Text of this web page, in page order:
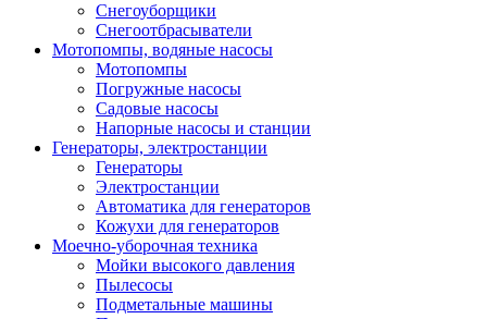
Снегоуборщики
Снегоотбрасыватели
Мотопомпы, водяные насосы
Мотопомпы
Погружные насосы
Садовые насосы
Напорные насосы и станции
Генераторы, электростанции
Генераторы
Электростанции
Автоматика для генераторов
Кожухи для генераторов
Моечно-уборочная техника
Мойки высокого давления
Пылесосы
Подметальные машины